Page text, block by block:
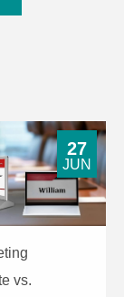
vs.
27
JUN